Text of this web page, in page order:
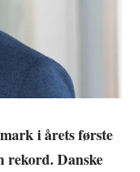
i årets første
rekord. Danske